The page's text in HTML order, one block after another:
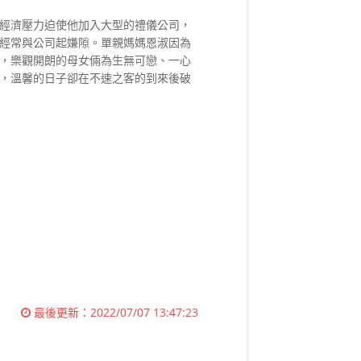
濟壓力迫使他加入大型的禮儀公司，
常與公司起嫌隙。單親媽媽恩淑因為
樂觀開朗的母女倆為生無可戀、一心
溫馨的日子卻在不速之客的到來後破
最後更新： 2022/07/07 13:47:23